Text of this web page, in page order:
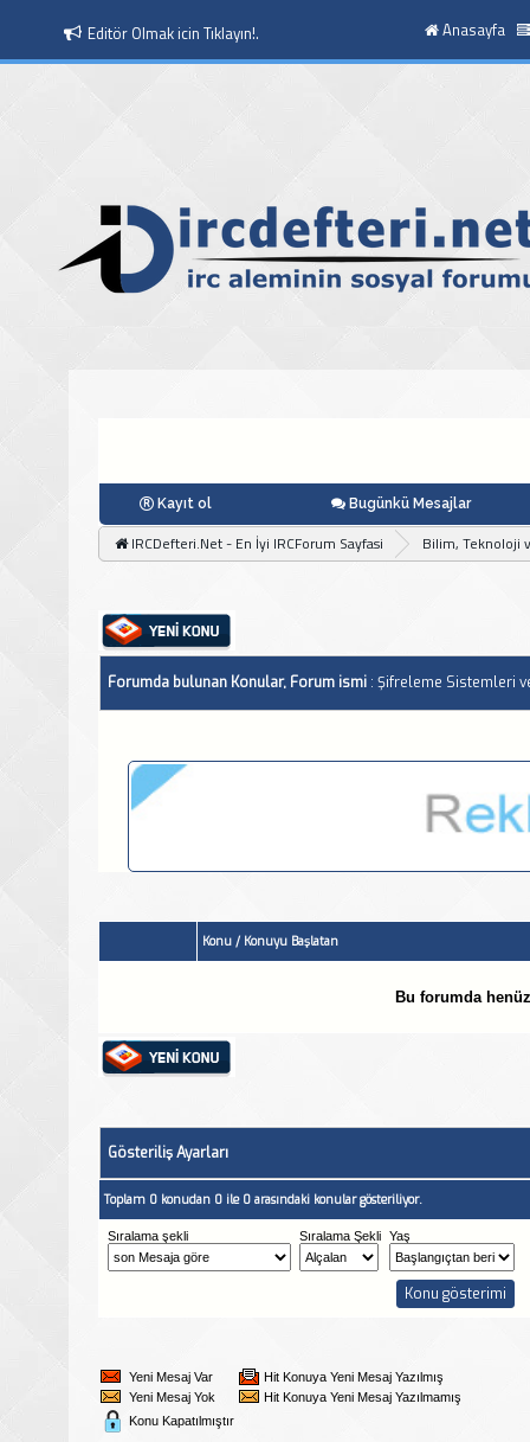
Editör Olmak icin Tıklayın!. Anasayfa
Kayıt ol Bugünkü Mesajlar
IRCDefteri.Net - En İyi IRCForum Sayfasi Bilim, Teknoloji
Forumda bulunan Konular, Forum ismi : Şifreleme Sistemleri
Konu / Konuyu Başlatan
Bu forumda
Gösteriliş Ayarları
Toplam 0 konudan 0 ile 0 arasındaki konular gösteriliyor.
Sıralama şekli Sıralama Şekli Yaş
Yeni Mesaj Var
Hit Konuya Yeni Mesaj Yazılmış
Yeni Mesaj Yok
Hit Konuya Yeni Mesaj Yazılmamış
Konu Kapatılmıştır